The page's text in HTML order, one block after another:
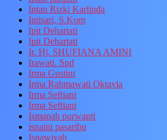
Intan Rizki Karlinda
Intisari, S.Kom
Ipit Dehartati
Ipit Dehartati
Ir. Hj. SHUFIANA AMINI
Irawati. Spd
Irma Gustini
Irma Rahmawati Oktavia
Irma Seftiani
Irma Seftiani
Ismanah purwanti
isnaini pasaribu
Isnawiyah